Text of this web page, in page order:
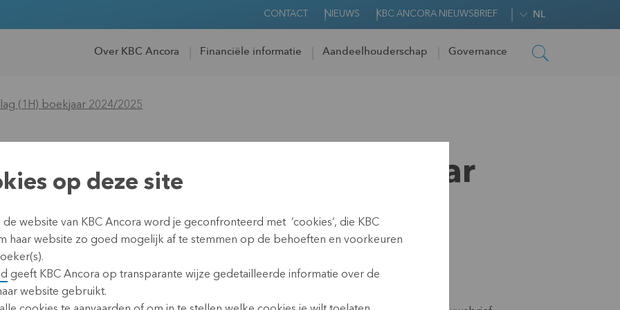
CONTACT NIEUWS KBC ANCORA NIEUWSBRIEF NL
Over KBC Ancora Financiële informatie Aandeelhouderschap Governance
(1H) boekjaar 2024/2025
verslag (1H) boekjaar
op deze site
de website van KBC Ancora word je geconfronteerd met ’cookies‘, die KBC
haar website zo goed mogelijk af te stemmen op de behoeften en voorkeuren
geeft KBC Ancora op transparante wijze gedetailleerde informatie over de
website gebruikt.